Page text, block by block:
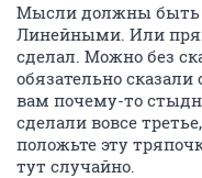
Мысли должны быть
Линейными. Или
сделал. Можно без
обязательно
вам почему-то
сделали вовсе
положьте эту
тут случайно.